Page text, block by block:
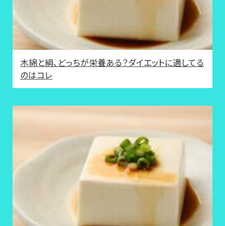
木綿と絹、どっちが栄養ある？ダイエットに適してる
のはコレ